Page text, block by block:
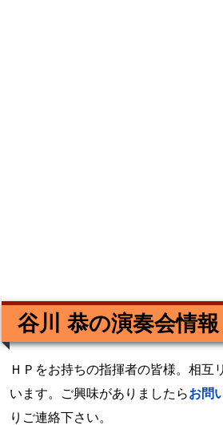
谷川 恭の演奏会情報
ＨＰをお持ちの指揮者の皆様。相互
います。ご興味がありましたらお問
りご連絡下さい。